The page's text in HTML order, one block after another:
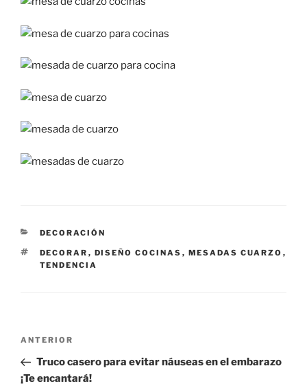
CATEGORÍAS
DECORACIÓN
ETIQUETAS
DECORAR , DISEÑO COCINAS , MESADAS CUARZO ,
TENDENCIA
Navegación
entradas
Entrada
anterior:
ANTERIOR
Truco casero para evitar náuseas en el embarazo
¡Te encantará!